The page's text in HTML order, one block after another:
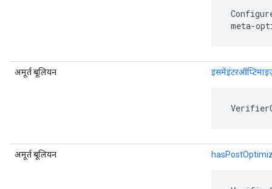
meta-
अमूर्त बूलियन
अमूर्त बूलियन